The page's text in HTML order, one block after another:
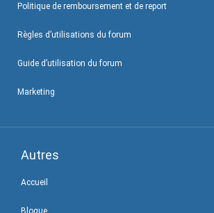
Politique de remboursement et de report
Règles d’utilisations du forum
Guide d’utilisation du forum
Marketing
Autres
Accueil
Blogue